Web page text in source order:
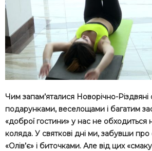
Чим запам’яталися Новорічно-Різдвяні
подарунками, веселощами і багатим
«доброї гостини» у нас не обходиться
коляда. У святкові дні ми, забувши про
«Олів’є» і биточками. Але від цих